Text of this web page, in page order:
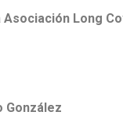
Asociación Long
González